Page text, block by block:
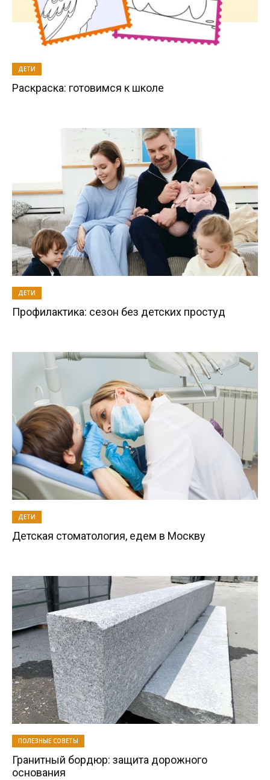
ДЕТИ
Раскраска: готовимся к школе
ДЕТИ
Профилактика: сезон без детских простуд
ДЕТИ
Детская стоматология, едем в Москву
ПОЛЕЗНЫЕ СОВЕТЫ
Гранитный бордюр: защита дорожного
основания